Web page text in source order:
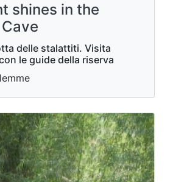
shines in the
delle stalattiti. Visita
le guide della riserva